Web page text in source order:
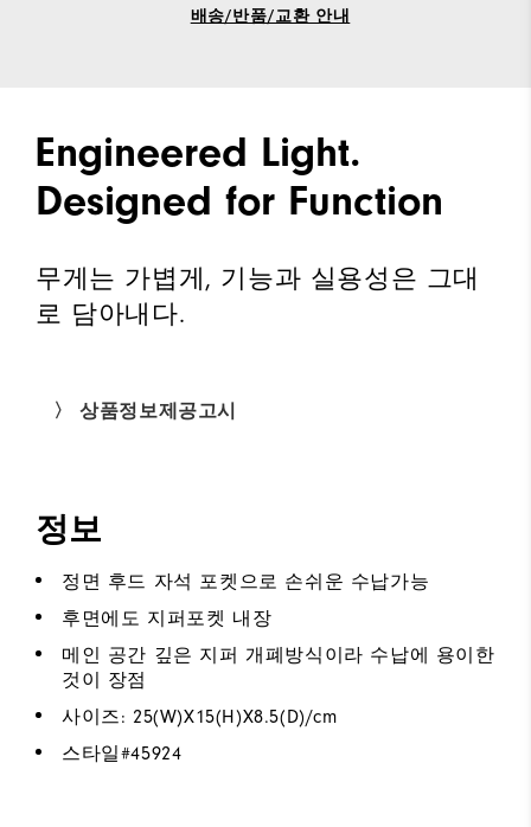
배송/반품/교환 안내
Engineered Light.
Designed for Function
무게는 가볍게, 기능과 실용성은 그대
로 담아내다.
〉 상품정보제공고시
정보
정면 후드 자석 포켓으로 손쉬운 수납가능
후면에도 지퍼포켓 내장
메인 공간 깊은 지퍼 개폐방식이라 수납에 용이한
것이 장점
사이즈: 25(W)X15(H)X8.5(D)/cm
스타일#45924